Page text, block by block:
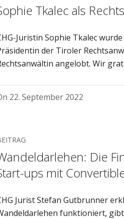
Tkalec als
Juristin Sophie Tkalec
der Tiroler
angelobt. Wir
22. September 2022
Die
ups mit
Jurist Stefan Gutbrunner
funktioniert,